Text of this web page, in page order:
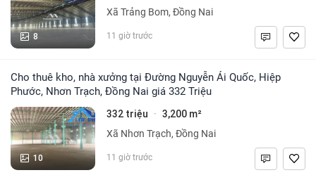
8
Xã Trảng Bom, Đồng Nai
11 giờ trước
Cho thuê kho, nhà xưởng tại Đường Nguyễn Ái Quốc, Hiệp
Phước, Nhơn Trạch, Đồng Nai giá 332 Triệu
10
332 triệu · 3,200 m²
Xã Nhơn Trạch, Đồng Nai
11 giờ trước